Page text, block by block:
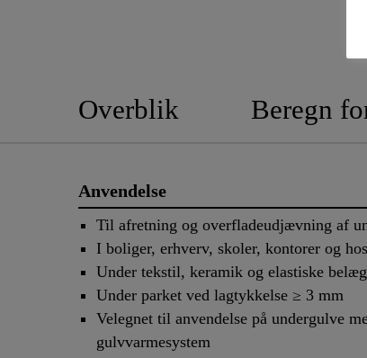
Overblik Beregn
Anvendelse
Til afretning og overfladeudjævning af
I boliger, erhverv, skoler, kontorer og
Under tekstil, keramik og elastiske
Under parket ved lagtykkelse ≥ 3 mm
Velegnet til anvendelse på undergulve
gulvvarmesystem